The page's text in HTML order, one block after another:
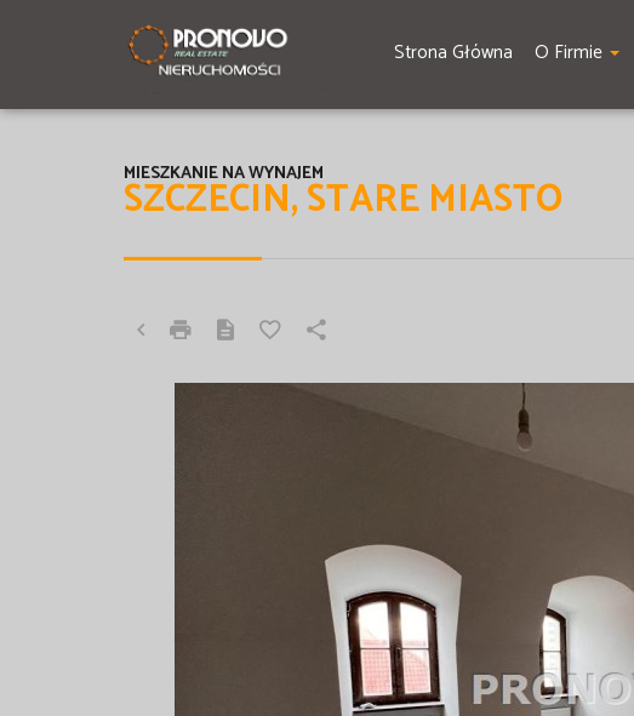
Strona Główna O Firmie
SZCZECIN, STARE MIASTO
MIESZKANIE NA WYNAJEM